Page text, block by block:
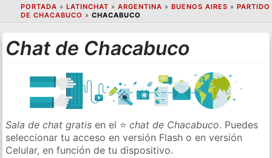
PORTADA » LATINCHAT » ARGENTINA » BUENOS AIRES » PARTIDO
DE CHACABUCO » CHACABUCO
Chat de Chacabuco
Sala de chat gratis en el ⭐chat de Chacabuco. Puedes
seleccionar tu acceso en versión Flash o en versión
Celular, en función de tu dispositivo.